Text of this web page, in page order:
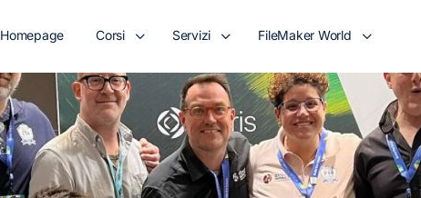
Homepage Corsi Servizi FileMaker World